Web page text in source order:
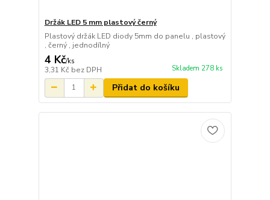
Držák LED 5 mm plastový černý
Plastový držák LED diody 5mm do panelu , plastový
, černý , jednodílný
4 Kč/ks
3,31 Kč bez DPH Skladem 278 ks
Přidat do košíku